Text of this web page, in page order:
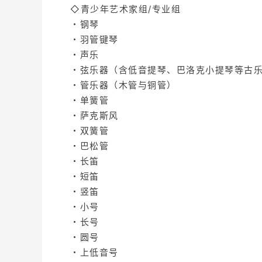
◇青少年艺术家组/专业组
・钢琴
・羽管键琴
・声乐
・弦乐器（含低音提琴、巴洛克小提琴等古
・管乐器（木管与铜管）
・单簧管
・萨克斯风
・双簧管
・巴松管
・长笛
・短笛
・竖笛
・小号
・长号
・圆号
・上低音号